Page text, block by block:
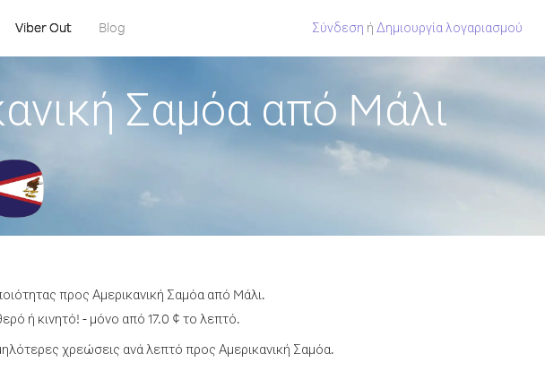
Viber Out Blog Σύνδεση ή Δημιουργία λογαριασμού
Σαμόα από Mάλι
προς Αμερικανική Σαμόα από Mάλι.
ή κινητό! - μόνο από 17.0 ¢ το λεπτό.
χρεώσεις ανά λεπτό προς Αμερικανική Σαμόα.